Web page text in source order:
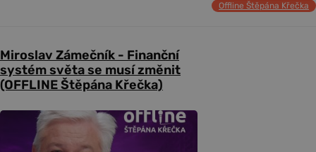
Offline Štěpána Křečka
Miroslav Zámečník - Finanční
systém světa se musí změnit
(OFFLINE Štěpána Křečka)